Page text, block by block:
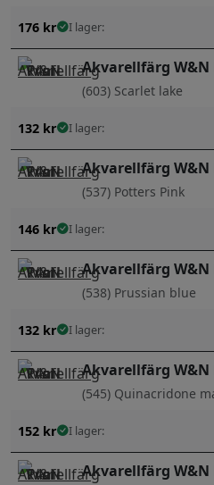
176 kr I lager:
Akvarellfärg W&N
(603) Scarlet lake
132 kr I lager:
Akvarellfärg W&N
(537) Potters Pink
146 kr I lager:
Akvarellfärg W&N
(538) Prussian blue
132 kr I lager:
Akvarellfärg W&N
(545) Quinacridone
152 kr I lager:
Akvarellfärg W&N